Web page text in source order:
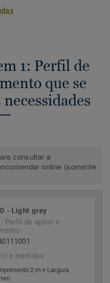
1: Perfil de
que se
necessidades
consultar a
online (somente
- Light grey
Perfil de apoio e
e medidas
2 m × Largura